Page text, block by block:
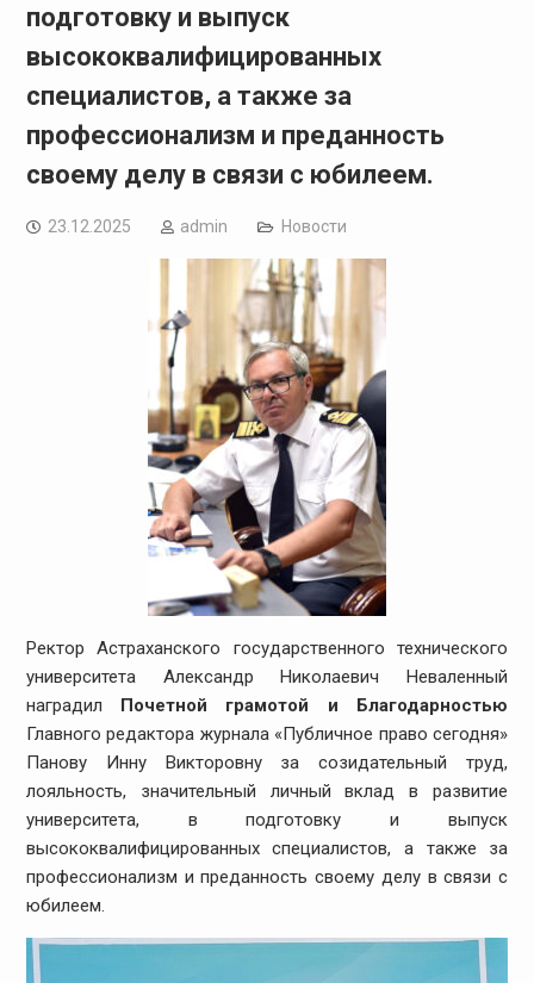
подготовку и выпуск
высококвалифицированных
специалистов, а также за
профессионализм и преданность
своему делу в связи с юбилеем.
23.12.2025 admin Новости
Ректор Астраханского государственного технического
университета Александр Николаевич Неваленный
наградил Почетной грамотой и Благодарностью
Главного редактора журнала «Публичное право сегодня»
Панову Инну Викторовну за созидательный труд,
лояльность, значительный личный вклад в развитие
университета, в подготовку и выпуск
высококвалифицированных специалистов, а также за
профессионализм и преданность своему делу в связи с
юбилеем.